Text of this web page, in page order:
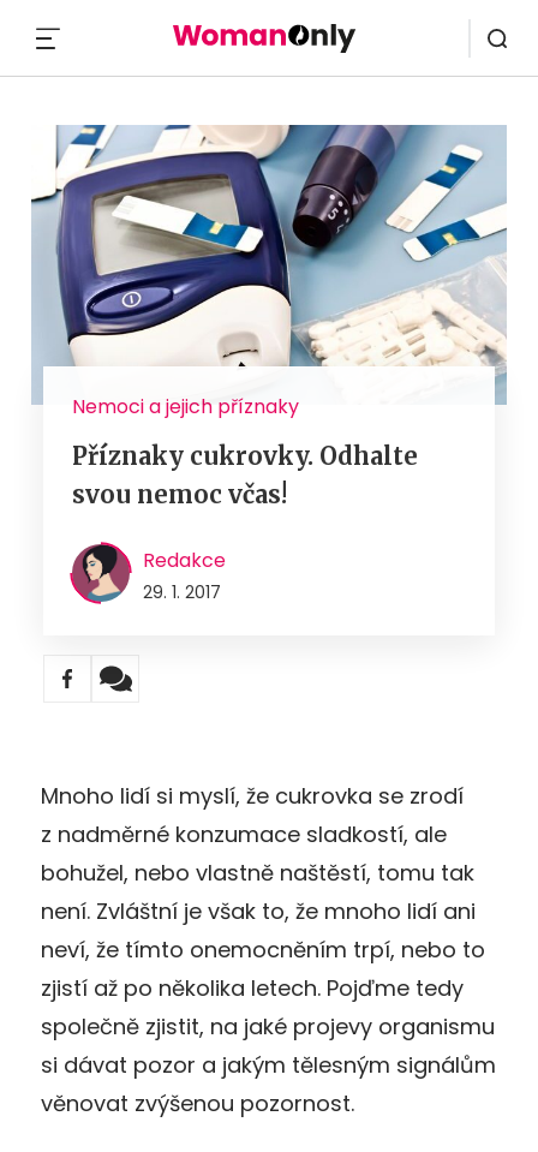
Nemoci a jejich příznaky
Příznaky cukrovky. Odhalte
svou nemoc včas!
Redakce
29. 1. 2017
Mnoho lidí si myslí, že cukrovka se zrodí
z nadměrné konzumace sladkostí, ale
bohužel, nebo vlastně naštěstí, tomu tak
není. Zvláštní je však to, že mnoho lidí ani
neví, že tímto onemocněním trpí, nebo to
zjistí až po několika letech. Pojďme tedy
společně zjistit, na jaké projevy organismu
si dávat pozor a jakým tělesným signálům
věnovat zvýšenou pozornost.